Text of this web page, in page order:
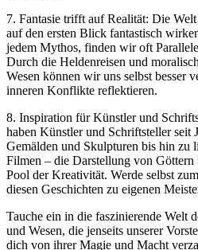
7. Fantasie trifft auf Realität: Die
auf den ersten Blick fantastisch
jedem Mythos, finden wir oft
Durch die Heldenreisen und
Wesen können wir uns selbst besser
inneren Konflikte reflektieren.
8. Inspiration für Künstler und
haben Künstler und Schriftsteller seit
Gemälden und Skulpturen bis hin zu
Filmen – die Darstellung von Göttern
Pool der Kreativität. Werde selbst
diesen Geschichten zu eigenen
Tauche ein in die faszinierende Welt
und Wesen, die jenseits unserer
dich von ihrer Magie und Macht